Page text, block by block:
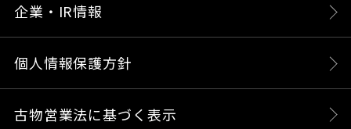
企業・IR情報
個人情報保護方針
古物営業法に基づく表示